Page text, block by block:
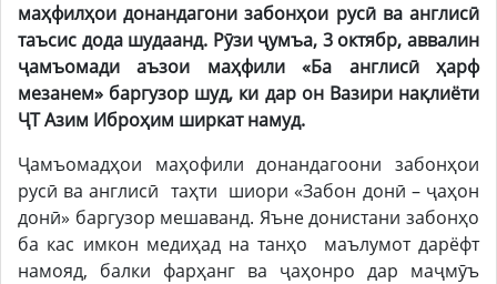
маҳфилҳои донандагони забонҳои русӣ ва англисӣ
таъсис дода шудаанд. Рӯзи ҷумъа, 3 октябр, аввалин
ҷамъомади аъзои маҳфили «Ба англисӣ ҳарф
мезанем» баргузор шуд, ки дар он Вазири нақлиёти
ҶТ Азим Иброҳим ширкат намуд.
Ҷамъомадҳои маҳофили донандагоони забонҳои
русӣ ва англисӣ таҳти шиори «Забон донӣ – ҷаҳон
донӣ» баргузор мешаванд. Яъне донистани забонҳо
ба кас имкон медиҳад на танҳо маълумот дарёфт
намояд, балки фарҳанг ва ҷаҳонро дар маҷмӯъ